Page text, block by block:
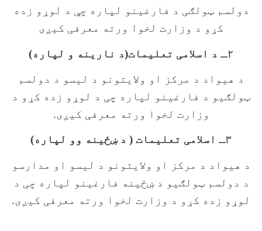
دولسم ټولګی د فارغینو لپاره چې د لوړو زده
کړو د وزارت لخوا ورته معرفی کیږی
۲ـ د اسلامی تعلیمات(د نارینه و لپاره)
د هیواد د مرکز او ولایتونو د لیسو د دولسم
ټولګیو د فارغینو لپاره چی د لوړو زده کړو د
وزارت لخوا ورته معرفی کیږی.
۳ـ اسلامی تعلیمات ( د ښځینه وو لپاره)
د هیواد د مرکز او ولایتونو د لیسو او مدارسو
د دولسم ټولګیو د ښځينه فارغینو لپاره چی د
لوړو زده کړو د وزارت لخوا ورته معرفی کیږی.